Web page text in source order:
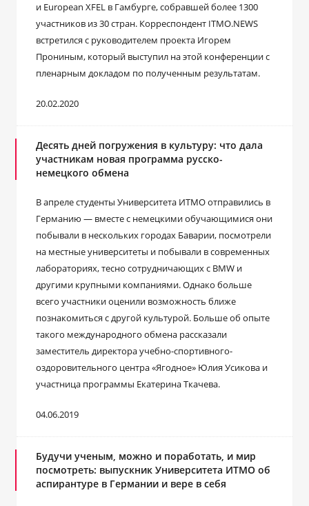
и European XFEL в Гамбурге, собравшей более 1300
участников из 30 стран. Корреспондент ITMO.NEWS
встретился с руководителем проекта Игорем
Прониным, который выступил на этой конференции с
пленарным докладом по полученным результатам.
20.02.2020
Десять дней погружения в культуру: что дала
участникам новая программа русско-
немецкого обмена
В апреле студенты Университета ИТМО отправились в
Германию — вместе с немецкими обучающимися они
побывали в нескольких городах Баварии, посмотрели
на местные университеты и побывали в современных
лабораториях, тесно сотрудничающих с BMW и
другими крупными компаниями. Однако больше
всего участники оценили возможность ближе
познакомиться с другой культурой. Больше об опыте
такого международного обмена рассказали
заместитель директора учебно-спортивного-
оздоровительного центра «Ягодное» Юлия Усикова и
участница программы Екатерина Ткачева.
04.06.2019
Будучи ученым, можно и поработать, и мир
посмотреть: выпускник Университета ИТМО об
аспирантуре в Германии и вере в себя